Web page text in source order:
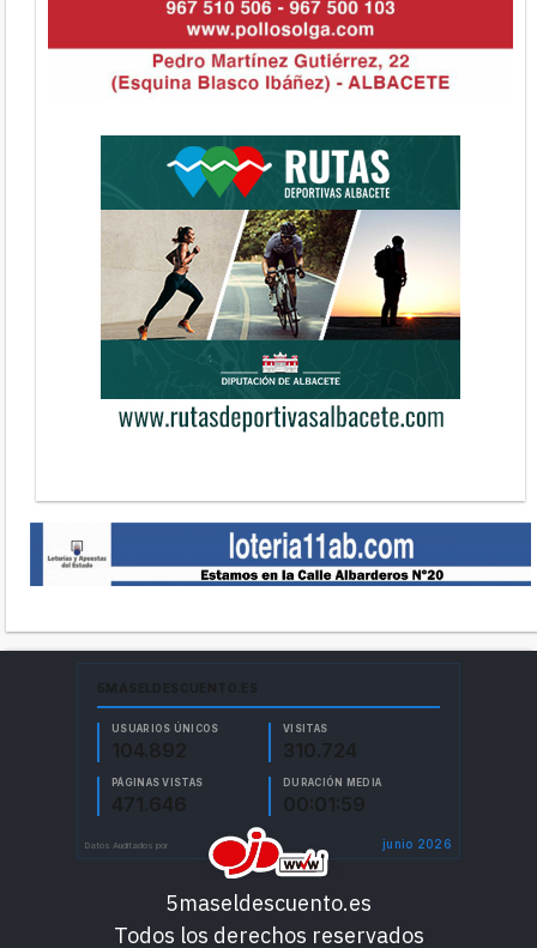
5maseldescuento.es
Todos los derechos reservados